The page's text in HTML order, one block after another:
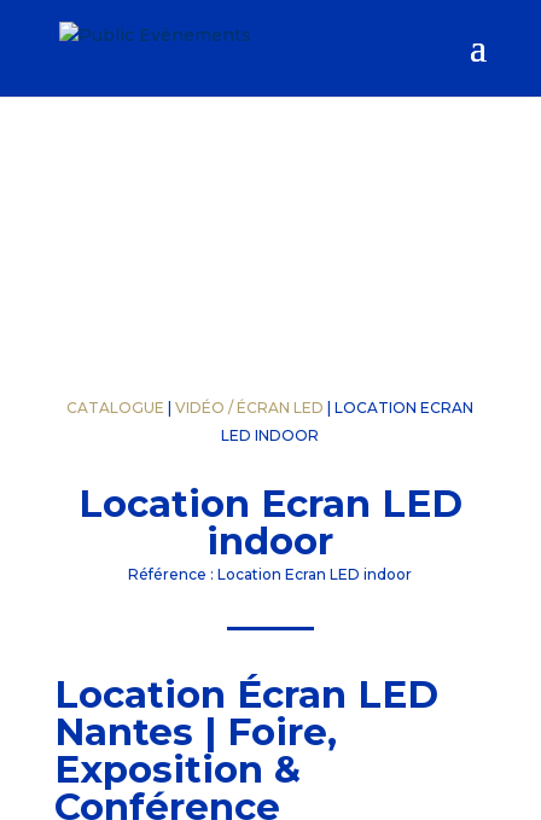
CATALOGUE |VIDÉO / ÉCRAN LED | LOCATION ECRAN
LED INDOOR
Location Ecran LED
indoor
Référence : Location Ecran LED indoor
Location Écran LED
Nantes | Foire,
Exposition &
Conférence